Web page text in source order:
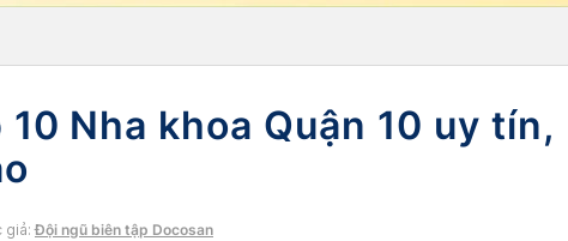
10 Nha khoa Quận 10 uy tín,
giả:Đội ngũ biên tập Docosan